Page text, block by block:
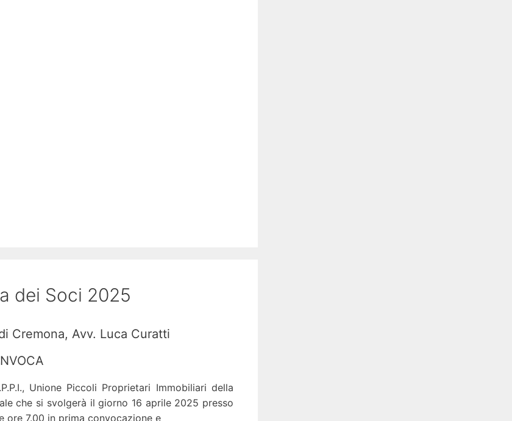
dei Soci 2025
Cremona, Avv. Luca Curatti
Unione Piccoli Proprietari Immobiliari della
che si svolgerà il giorno 16 aprile 2025 presso
ore 7.00 in prima convocazione e